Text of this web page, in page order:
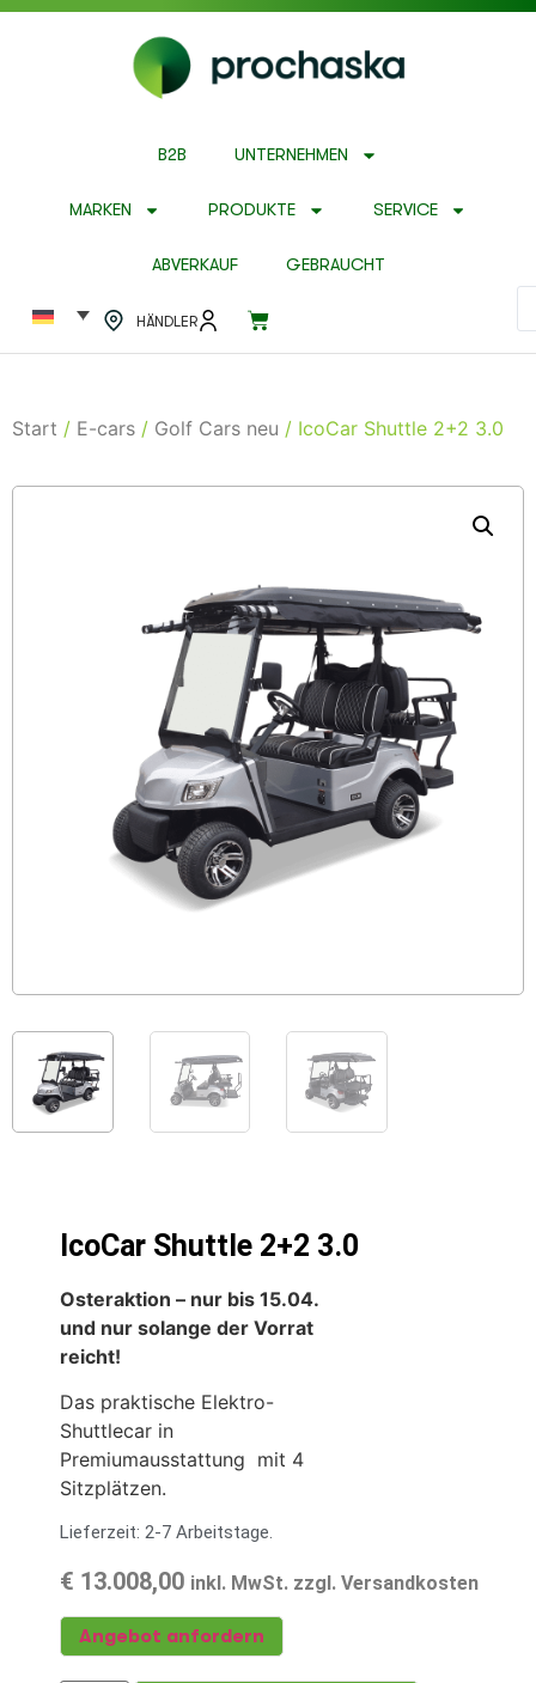
B2B UNTERNEHMEN
MARKEN PRODUKTE SERVICE
ABVERKAUF GEBRAUCHT
HÄNDLER
Start / E-cars / Golf Cars neu / IcoCar Shuttle 2+2 3.0
IcoCar Shuttle 2+2 3.0
Osteraktion – nur bis 15.04.
und nur solange der Vorrat
reicht!
Das praktische Elektro-
Shuttlecar in
Premiumausstattung mit 4
Sitzplätzen.
Lieferzeit: 2-7 Arbeitstage.
€ 13.008,00 inkl. MwSt. zzgl. Versandkosten
Angebot anfordern